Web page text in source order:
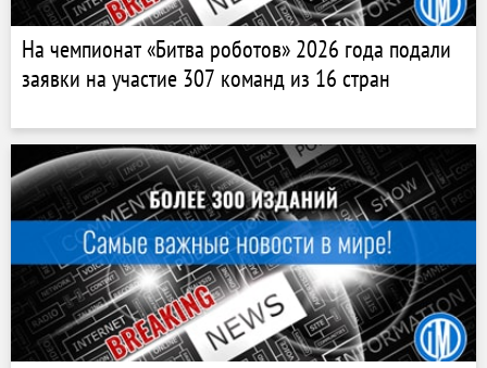
На чемпионат «Битва роботов» 2026 года подали
заявки на участие 307 команд из 16 стран